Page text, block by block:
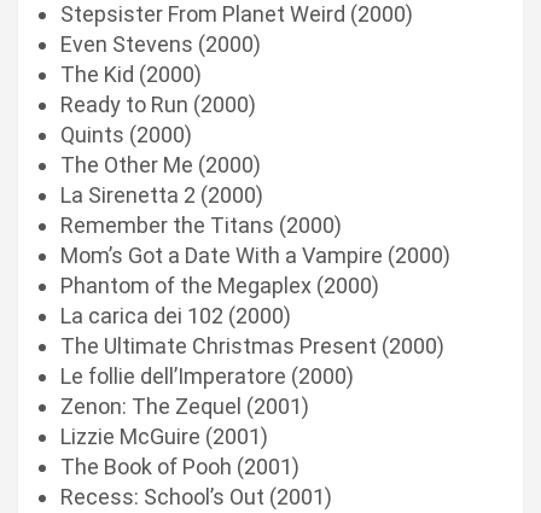
Stepsister From Planet Weird (2000)
Even Stevens (2000)
The Kid (2000)
Ready to Run (2000)
Quints (2000)
The Other Me (2000)
La Sirenetta 2 (2000)
Remember the Titans (2000)
Mom’s Got a Date With a Vampire (2000)
Phantom of the Megaplex (2000)
La carica dei 102 (2000)
The Ultimate Christmas Present (2000)
Le follie dell’Imperatore (2000)
Zenon: The Zequel (2001)
Lizzie McGuire (2001)
The Book of Pooh (2001)
Recess: School’s Out (2001)